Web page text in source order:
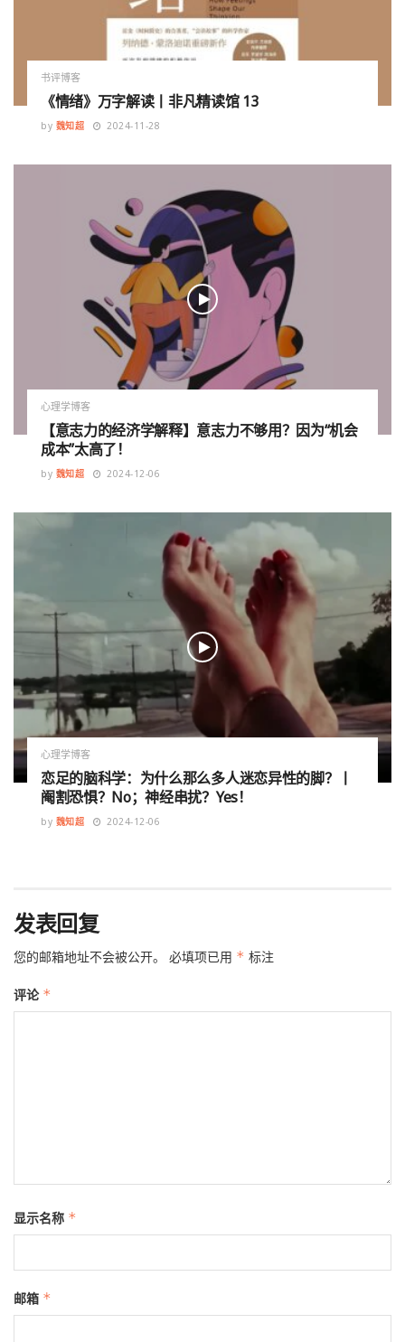
书评博客
《情绪》万字解读丨非凡精读馆 13
by 魏知超 2024-11-28
心理学博客
【意志力的经济学解释】意志力不够用？因为“机会
成本”太高了！
by 魏知超 2024-12-06
心理学博客
恋足的脑科学：为什么那么多人迷恋异性的脚？丨
阉割恐惧？No；神经串扰？Yes！
by 魏知超 2024-12-06
发表回复
您的邮箱地址不会被公开。 必填项已用 * 标注
评论 *
显示名称 *
邮箱 *